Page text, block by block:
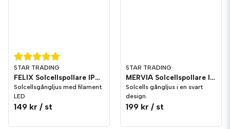
STAR TRADING
FELIX Solcellspollare IP44 Svart
Solcellsgångljus med filament
LED
149 kr / st
STAR TRADING
MERVIA Solcellspollare IP44 Svart
Solcells gångljus i en svart
design.
199 kr / st